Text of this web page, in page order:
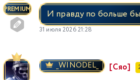
PREMIUM И правду по больше
31 июля 2026 21:28
_WINODEL_ [Сяо]